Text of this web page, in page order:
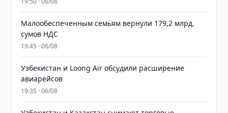
Малообеспеченным семьям вернули 179,2 млрд.
сумов НДС
19:45 · 06/08
Узбекистан и Loong Air обсудили расширение
авиарейсов
19:35 · 06/08